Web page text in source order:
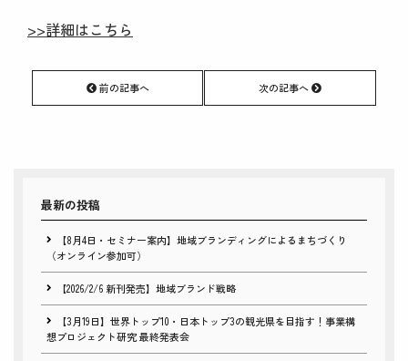
>>詳細はこちら
前の記事へ 次の記事へ
最新の投稿
【8月4日・セミナー案内】地域ブランディングによるまちづくり
（オンライン参加可）
【2026/2/6 新刊発売】地域ブランド戦略
【3月19日】世界トップ10・日本トップ3の観光県を目指す！事業構
想プロジェクト研究 最終発表会